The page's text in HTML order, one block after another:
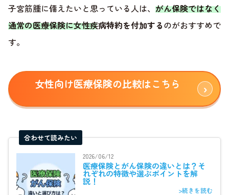
子宮筋腫に備えたいと思っている人は、 がん保険ではなく
通常の医療保険に女性疾病特約を付加するのがおすすめで
す。
女性向け医療保険の比較はこちら
合わせて読みたい
2026/06/12
医療保険とがん保険の違いとは？そ
れぞれの特徴や選ぶポイントを解
説！
>続きを読む